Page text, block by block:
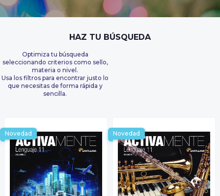
HAZ TU BÚSQUEDA
Optimiza tu búsqueda
seleccionando criterios como sello,
materia o nivel.
Usa los filtros para encontrar justo lo
que necesitas de forma rápida y
sencilla.
Novedad Novedad